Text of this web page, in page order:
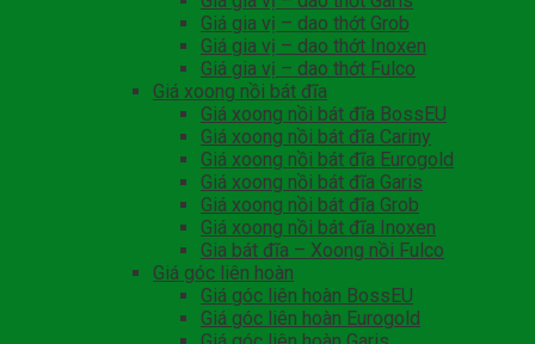
Giá gia vị – dao thớt Grob
Giá gia vị – dao thớt Inoxen
Giá gia vị – dao thớt Fulco
Giá xoong nồi bát đĩa
Giá xoong nồi bát đĩa BossEU
Giá xoong nồi bát đĩa Cariny
Giá xoong nồi bát đĩa Eurogold
Giá xoong nồi bát đĩa Garis
Giá xoong nồi bát đĩa Grob
Giá xoong nồi bát đĩa Inoxen
Gia bát đĩa – Xoong nồi Fulco
Giá góc liên hoàn
Giá góc liên hoàn BossEU
Giá góc liên hoàn Eurogold